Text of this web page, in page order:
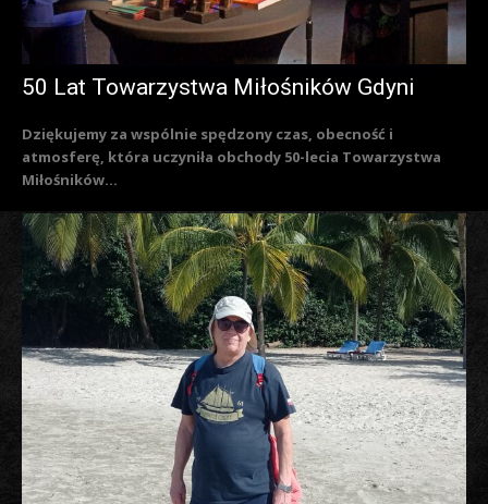
50 Lat Towarzystwa Miłośników Gdyni
Dziękujemy za wspólnie spędzony czas, obecność i
atmosferę, która uczyniła obchody 50-lecia Towarzystwa
Miłośników...